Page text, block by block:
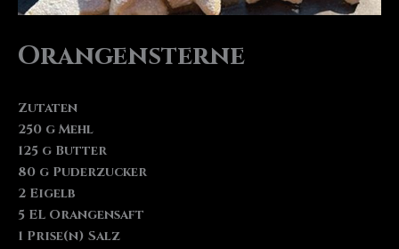
Orangensterne
Zutaten
250 g Mehl
125 g Butter
80 g Puderzucker
2 Eigelb
5 EL Orangensaft
1 Prise(n) Salz